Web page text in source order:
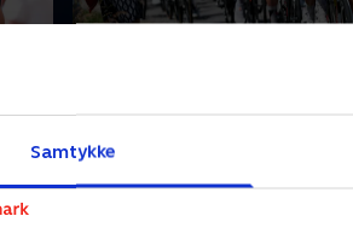
Samtykke
i
Kort, men brutal bjergetape
på Grand Colombier. En ikonisk
stigning, hvor favoritterne må
deres styrke.